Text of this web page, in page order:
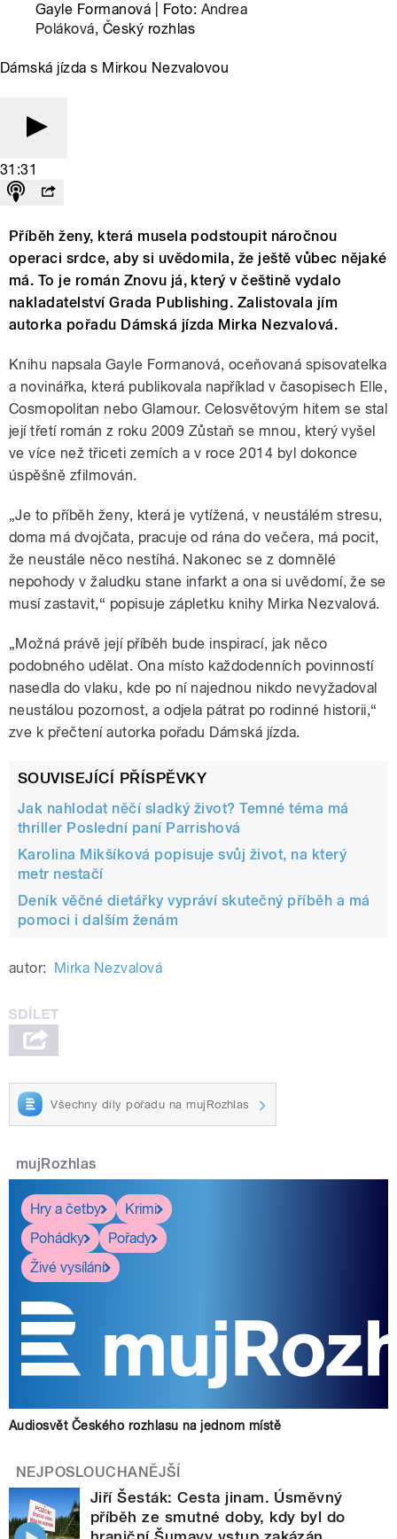
Gayle Formanová | Foto: Andrea
Poláková, Český rozhlas
Dámská jízda s Mirkou Nezvalovou
31:31
Příběh ženy, která musela podstoupit náročnou
operaci srdce, aby si uvědomila, že ještě vůbec nějaké
má. To je román Znovu já, který v češtině vydalo
nakladatelství Grada Publishing. Zalistovala jím
autorka pořadu Dámská jízda Mirka Nezvalová.
Knihu napsala Gayle Formanová, oceňovaná spisovatelka
a novinářka, která publikovala například v časopisech Elle,
Cosmopolitan nebo Glamour. Celosvětovým hitem se stal
její třetí román z roku 2009 Zůstaň se mnou, který vyšel
ve více než třiceti zemích a v roce 2014 byl dokonce
úspěšně zfilmován.
„Je to příběh ženy, která je vytížená, v neustálém stresu,
doma má dvojčata, pracuje od rána do večera, má pocit,
že neustále něco nestíhá. Nakonec se z domnělé
nepohody v žaludku stane infarkt a ona si uvědomí, že se
musí zastavit,“ popisuje zápletku knihy Mirka Nezvalová.
„Možná právě její příběh bude inspirací, jak něco
podobného udělat. Ona místo každodenních povinností
nasedla do vlaku, kde po ní najednou nikdo nevyžadoval
neustálou pozornost, a odjela pátrat po rodinné historii,“
zve k přečtení autorka pořadu Dámská jízda.
SOUVISEJÍCÍ PŘÍSPĚVKY
Jak nahlodat něčí sladký život? Temné téma má
thriller Poslední paní Parrishová
Karolina Mikšíková popisuje svůj život, na který
metr nestačí
Deník věčné dietářky vypráví skutečný příběh a má
pomoci i dalším ženám
autor: Mirka Nezvalová
Všechny díly pořadu na mujRozhlas
mujRozhlas
Hry a četby
Krimi
Pohádky
Pořady
Živé vysílání
Audiosvět Českého rozhlasu na jednom místě
NEJPOSLOUCHANĚJŠÍ
Jiří Šesták: Cesta jinam. Úsměvný
příběh ze smutné doby, kdy byl do